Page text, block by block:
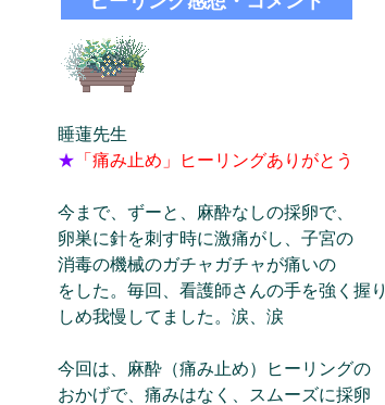
睡蓮先生
★ 「痛み止め」ヒーリングありがとう
今まで、ずーと、麻酔なしの採卵で、
卵巣に針を刺す時に激痛がし、子宮の
消毒の機械のガチャガチャが痛いの
をした。毎回、看護師さんの手を強く握り
しめ我慢してました。涙、涙
今回は、麻酔（痛み止め）ヒーリングの
おかげで、痛みはなく、スムーズに採卵